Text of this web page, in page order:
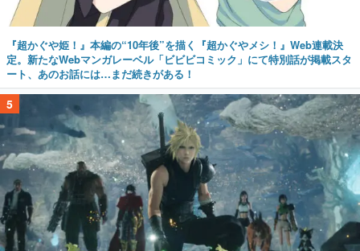
『超かぐや姫！』本編の“10年後”を描く『超かぐやメシ！』Web連載決
定。新たなWebマンガレーベル「ビビビコミック」にて特別話が掲載スタ
ート、あのお話には…まだ続きがある！
5